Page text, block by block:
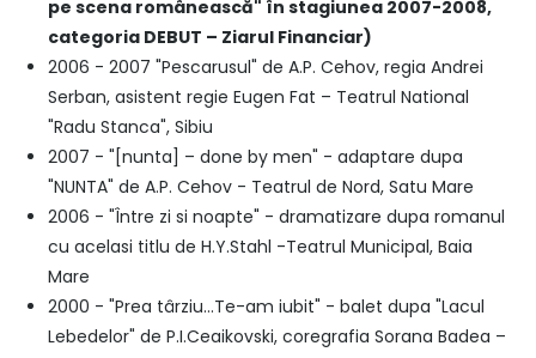
pe scena românească" în stagiunea 2007-2008,
categoria DEBUT – Ziarul Financiar)
2006 - 2007 "Pescarusul" de A.P. Cehov, regia Andrei
Serban, asistent regie Eugen Fat – Teatrul National
"Radu Stanca", Sibiu
2007 - "[nunta] – done by men" - adaptare dupa
"NUNTA" de A.P. Cehov - Teatrul de Nord, Satu Mare
2006 - "Între zi si noapte" - dramatizare dupa romanul
cu acelasi titlu de H.Y.Stahl -Teatrul Municipal, Baia
Mare
2000 - "Prea târziu…Te-am iubit" - balet dupa "Lacul
Lebedelor" de P.I.Ceaikovski, coregrafia Sorana Badea –